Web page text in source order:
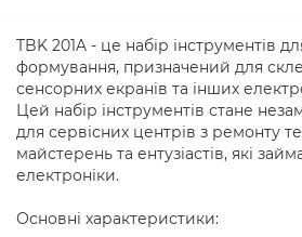
TBK 201A - це набір інструментів
формування, призначений для
сенсорних екранів та інших
Цей набір інструментів стане
для сервісних центрів з ремонту
майстерень та ентузіастів, які
електроніки.
Основні характеристики: